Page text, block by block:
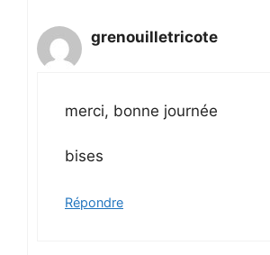
grenouilletricote
merci, bonne journée
bises
Répondre